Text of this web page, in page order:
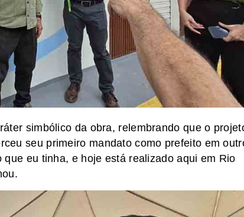
simbólico da obra, relembrando que o
seu primeiro mandato como prefeito em
eu tinha, e hoje está realizado aqui em Rio